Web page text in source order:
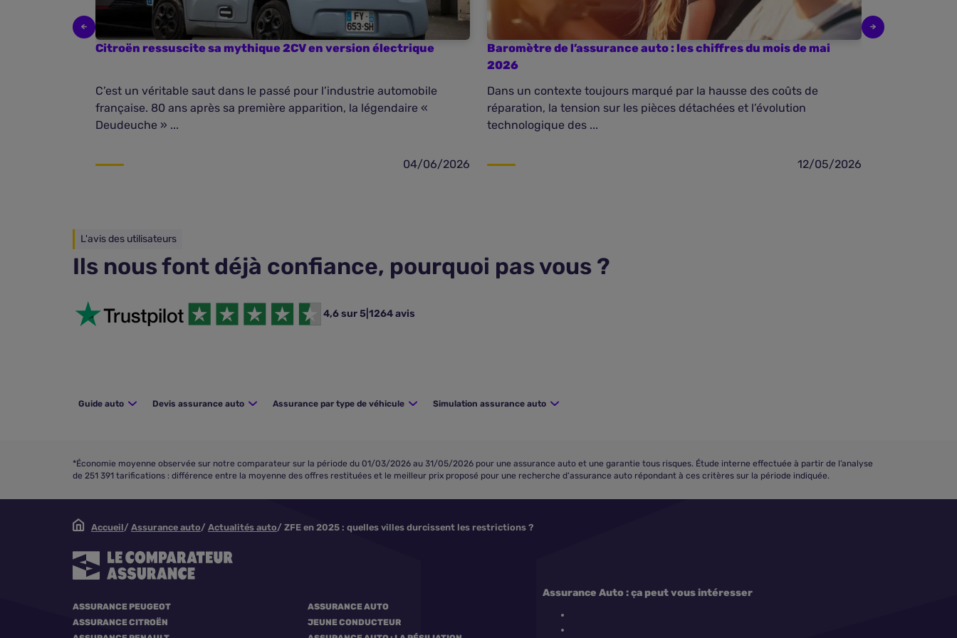
Citroën ressuscite sa mythique 2CV en version électrique
C’est un véritable saut dans le passé pour l’industrie automobile
française. 80 ans après sa première apparition, la légendaire «
Deudeuche » ...
04/06/2026
Baromètre de l’assurance auto : les chiffres du mois de mai
2026
Dans un contexte toujours marqué par la hausse des coûts de
réparation, la tension sur les pièces détachées et l’évolution
technologique des ...
12/05/2026
L'avis des utilisateurs
Ils nous font déjà confiance, pourquoi pas vous ?
4,6 sur 5 1264 avis
Guide auto Devis assurance auto Assurance par type de véhicule Simulation assurance auto
*Économie moyenne observée sur notre comparateur sur la période du 01/03/2026 au 31/05/2026 pour une assurance auto et une garantie tous risques. Étude interne effectuée à partir de l’analyse
de 251 391 tarifications : différence entre la moyenne des offres restituées et le meilleur prix proposé pour une recherche d'assurance auto répondant à ces critères sur la période indiquée.
Accueil Assurance auto Actualités auto ZFE en 2025 : quelles villes durcissent les restrictions ?
ASSURANCE PEUGEOT
ASSURANCE CITROËN
ASSURANCE AUTO
JEUNE CONDUCTEUR
Assurance Auto : ça peut vous intéresser